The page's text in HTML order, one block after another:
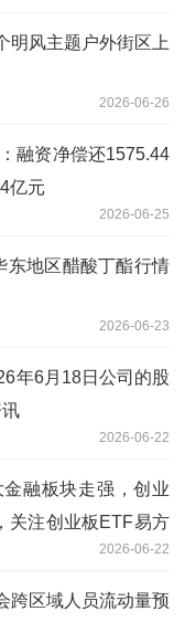
明风主题户外街区上
2026-06-26
融资净偿还1575.44
亿元
2026-06-25
东地区醋酸丁酯行情
2026-06-23
年6月18日公司的股
2026-06-22
融板块走强，创业
关注创业板ETF易方
2026-06-22
跨区域人员流动量预